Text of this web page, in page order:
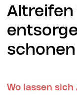
schonen
Wo lassen